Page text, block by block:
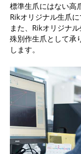
標準生爪にはない高
Rikオリジナル生爪に
また、Rikオリジナ
殊別作生爪として承
します。